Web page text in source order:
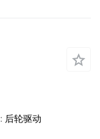
后轮驱动